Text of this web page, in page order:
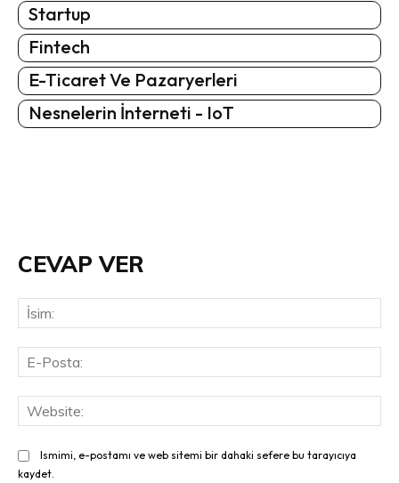
Startup
Fintech
E-Ticaret Ve Pazaryerleri
Nesnelerin İnterneti - IoT
CEVAP VER
Ismimi, e-postamı ve web sitemi bir dahaki sefere bu tarayıcıya
kaydet.